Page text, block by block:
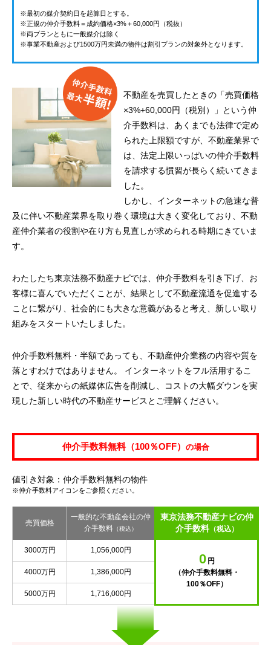
※最初の媒介契約日を起算日とする。
※正規の仲介手数料＝成約価格×3%＋60,000円（税抜）
※両プランともに一般媒介は除く
※事業不動産および1500万円未満の物件は割引プランの対象外となります。
不動産を売買したときの「売買価格
×3%+60,000円（税別）」という仲
介手数料は、あくまでも法律で定め
られた上限額ですが、不動産業界で
は、法定上限いっぱいの仲介手数料
を請求する慣習が長らく続いてきま
した。
しかし、インターネットの急速な普
及に伴い不動産業界を取り巻く環境は大きく変化しており、不動
産仲介業者の役割や在り方も見直しが求められる時期にきていま
す。
わたしたち東京法務不動産ナビでは、仲介手数料を引き下げ、お
客様に喜んでいただくことが、結果として不動産流通を促進する
ことに繋がり、社会的にも大きな意義があると考え、新しい取り
組みをスタートいたしました。
仲介手数料無料・半額であっても、不動産仲介業務の内容や質を
落とすわけではありません。 インターネットをフル活用するこ
とで、従来からの紙媒体広告を削減し、コストの大幅ダウンを実
現した新しい時代の不動産サービスとご理解ください。
仲介手数料無料（100％OFF） の場合
値引き対象：仲介手数料無料の物件
※仲介手数料アイコンをご参照ください。
売買価格
一般的な不動産会社の仲
介手数料 （税込）
東京法務不動産ナビの仲
介手数料（税込）
3000万円 1,056,000円
0 円
（仲介手数料無料・
100％OFF）
4000万円 1,386,000円
5000万円 1,716,000円